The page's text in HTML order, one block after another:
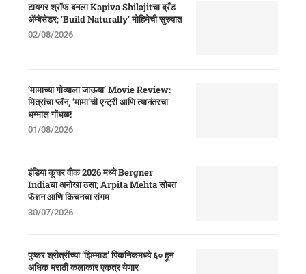
टायगर श्रॉफ बनला Kapiva Shilajitचा ब्रँड
ॲम्बेसेडर; ‘Build Naturally’ मोहिमेची सुरुवात
02/08/2026
‘मामाच्या गोव्याला जाऊया’ Movie Review:
मित्रांचा प्लॅन, ‘मामा’ची एन्ट्री आणि त्यानंतरचा
धम्माल गोंधळ!
01/08/2026
इंडिया कूचर वीक 2026 मध्ये Bergner
Indiaचा अनोखा ठसा; Arpita Mehta सोबत
फॅशन आणि किचनचा संगम
30/07/2026
पुष्कर श्रोत्रींच्या ‘झिम्माड’ पिकनिकमध्ये ६० हून
अधिक मराठी कलाकार एकत्र येणार